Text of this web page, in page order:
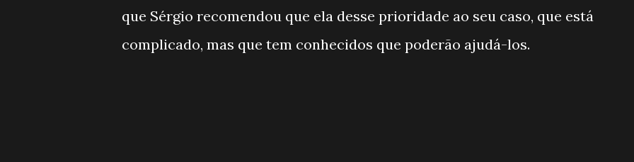
que Sérgio recomendou que ela desse prioridade ao seu caso, que está
complicado, mas que tem conhecidos que poderão ajudá-los.